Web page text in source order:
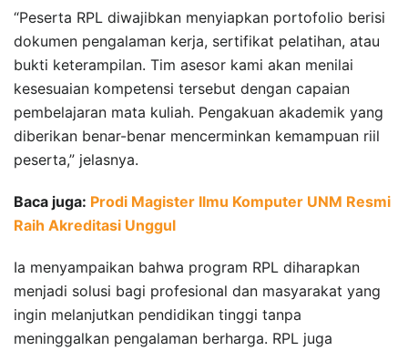
“Peserta RPL diwajibkan menyiapkan portofolio berisi
dokumen pengalaman kerja, sertifikat pelatihan, atau
bukti keterampilan. Tim asesor kami akan menilai
kesesuaian kompetensi tersebut dengan capaian
pembelajaran mata kuliah. Pengakuan akademik yang
diberikan benar-benar mencerminkan kemampuan riil
peserta,” jelasnya.
Baca juga: Prodi Magister Ilmu Komputer UNM Resmi
Raih Akreditasi Unggul
Ia menyampaikan bahwa program RPL diharapkan
menjadi solusi bagi profesional dan masyarakat yang
ingin melanjutkan pendidikan tinggi tanpa
meninggalkan pengalaman berharga. RPL juga